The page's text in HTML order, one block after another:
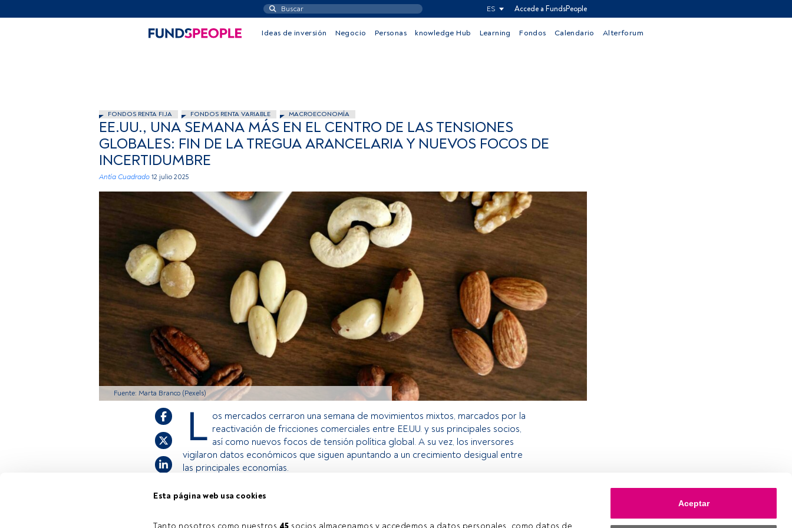
Esta página web usa cookies
Aceptar
ES Accede a FundsPeople
Ideas de inversión Negocio Personas knowledge Hub Learning Fondos Calendario Alterforum
FONDOS RENTA FIJA FONDOS RENTA VARIABLE MACROECONOMÍA
EE.UU., UNA SEMANA MÁS EN EL CENTRO DE LAS TENSIONES
GLOBALES: FIN DE LA TREGUA ARANCELARIA Y NUEVOS FOCOS DE
INCERTIDUMBRE
Antía Cuadrado 12 julio 2025
Fuente: Marta Branco (Pexels)
L os mercados cerraron una semana de movimientos mixtos, marcados por la
reactivación de fricciones comerciales entre EE.UU. y sus principales socios,
así como nuevos focos de tensión política global. A su vez, los inversores
vigilaron datos económicos que siguen apuntando a un crecimiento desigual entre
las principales economías.
estás registrado, accede desde el botón Login. Si aún no tienes cuenta, te